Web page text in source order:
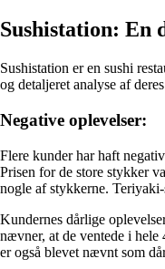
Sushistation: En
Sushistation er en sushi
og detaljeret analyse af
Negative oplevelser:
Flere kunder har haft
Prisen for de store stykker
nogle af stykkerne.
Kundernes dårlige
nævner, at de ventede i hele
er også blevet nævnt som